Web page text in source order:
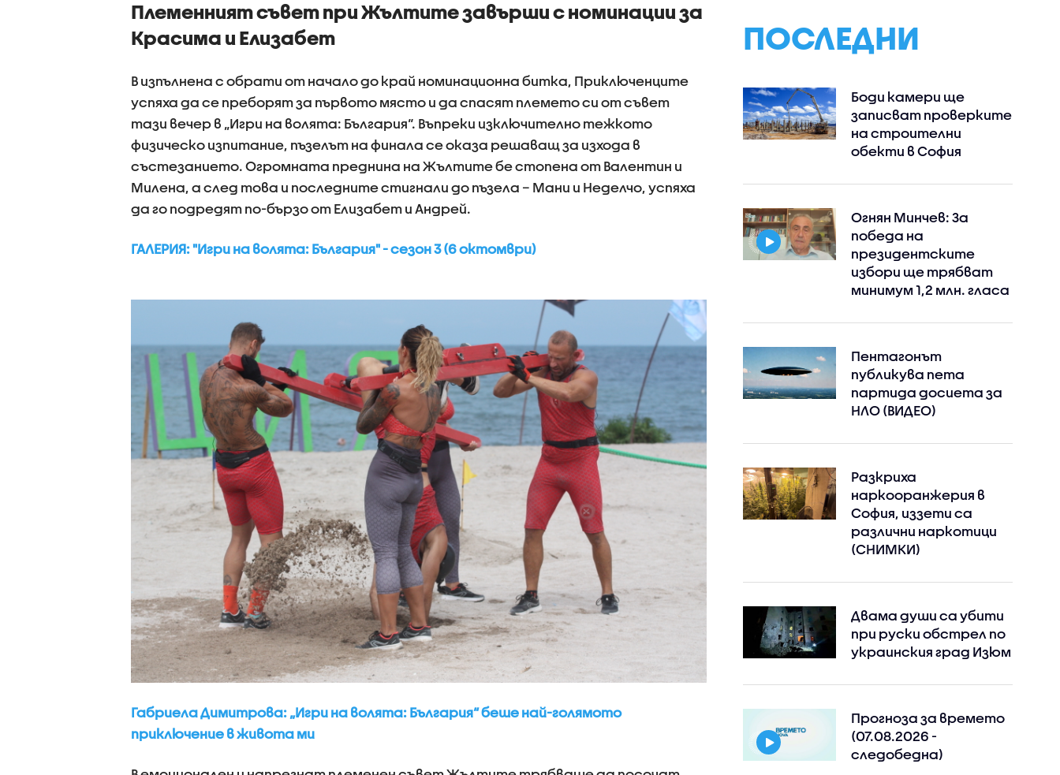
Племенният съвет при Жълтите завърши с номинации за
Красима и Елизабет
В изпълнена с обрати от начало до край номинационна битка, Приключенците
успяха да се преборят за първото място и да спасят племето си от съвет
тази вечер в „Игри на волята: България“. Въпреки изключително тежкото
физическо изпитание, пъзелът на финала се оказа решаващ за изхода в
състезанието. Огромната преднина на Жълтите бе стопена от Валентин и
Милена, а след това и последните стигнали до пъзела – Мани и Неделчо, успяха
да го подредят по-бързо от Елизабет и Андрей.
ГАЛЕРИЯ: "Игри на волята: България" - сезон 3 (6 октомври)
Габриела Димитрова: „Игри на волята: България“ беше най-голямото
приключение в живота ми
ПОСЛЕДНИ
Боди камери ще
записват проверките
на строителни
обекти в София
Огнян Минчев: За
победа на
президентските
избори ще трябват
минимум 1,2 млн. гласа
Пентагонът
публикува пета
партида досиета за
НЛО (ВИДЕО)
Разкриха
наркооранжерия в
София, иззети са
различни наркотици
(СНИМКИ)
Двама души са убити
при руски обстрeл по
украинския град Изюм
Прогноза за времето
(07.08.2026 -
следобедна)